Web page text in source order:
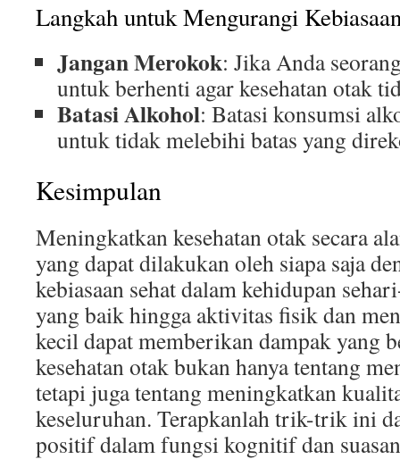
Langkah untuk Mengurangi
Jangan Merokok: Jika Anda
untuk berhenti agar kesehatan otak
Batasi Alkohol: Batasi konsumsi
untuk tidak melebihi batas yang
Kesimpulan
Meningkatkan kesehatan otak secara
yang dapat dilakukan oleh siapa saja
kebiasaan sehat dalam kehidupan
yang baik hingga aktivitas fisik dan
kecil dapat memberikan dampak yang
kesehatan otak bukan hanya tentang
tetapi juga tentang meningkatkan
keseluruhan. Terapkanlah trik-trik ini
positif dalam fungsi kognitif dan